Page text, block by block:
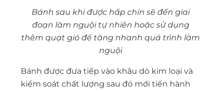
Bánh sau khi được hấp chín sẽ đến giai
đoạn làm nguội tự nhiên hoặc sử dụng
thêm quạt gió để tăng nhanh quá trình làm
nguội
Bánh được đưa tiếp vào khâu dò kim loại và
kiểm soát chất lượng sau đó mới tiến hành